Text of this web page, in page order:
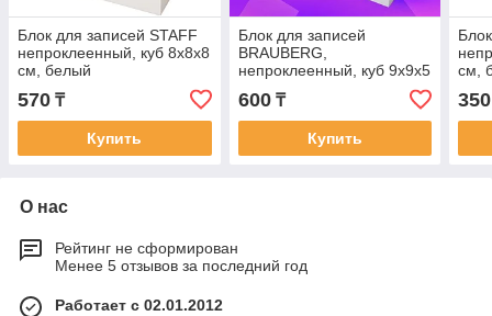
Блок для записей STAFF
непроклеенный, куб 8х8х8
см, белый
570 ₸
Купить
Блок для записей
BRAUBERG,
непроклеенный, куб 9х9х5
см, белый, белизна 95-
98%, 122338
600₸
Купить
см,
350
О нас
Рейтинг не сформирован
Менее 5 отзывов за последний год
Работает с 02.01.2012